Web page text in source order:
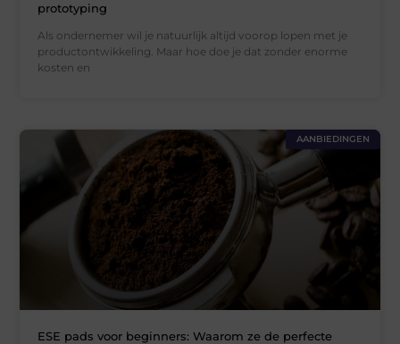
prototyping
Als ondernemer wil je natuurlijk altijd voorop lopen met je
productontwikkeling. Maar hoe doe je dat zonder enorme
kosten en
AANBIEDINGEN
ESE pads voor beginners: Waarom ze de perfecte